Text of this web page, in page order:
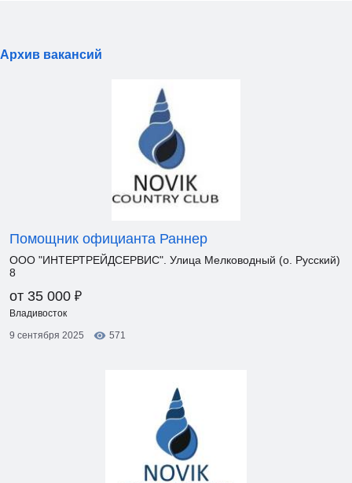
Архив вакансий
Помощник официанта Раннер
ООО "ИНТЕРТРЕЙДСЕРВИС". Улица Мелководный (о. Русский)
8
от 35 000 ₽
Владивосток
9 сентября 2025
571